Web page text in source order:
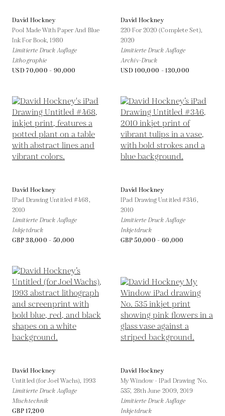
David Hockney
Pool Made With Paper And Blue
Ink For Book,1980
Limitierte Druck Auflage
Lithographie
USD 70,000 - 90,000
David Hockney
220 For 2020 (Complete Set),
2020
Limitierte Druck Auflage
Archiv-Druck
USD 100,000 - 130,000
David Hockney
IPad Drawing Untitled #468,
2010
Limitierte Druck Auflage
Inkjetdruck
GBP 38,000 - 50,000
David Hockney
IPad Drawing Untitled #346,
2010
Limitierte Druck Auflage
Inkjetdruck
GBP 50,000 - 60,000
David Hockney
Untitled (for Joel Wachs), 1993
Limitierte Druck Auflage
Mischtechnik
GBP 17,200
David Hockney
My Window - IPad Drawing 'No.
535', 28th June 2009,2019
Limitierte Druck Auflage
Inkjetdruck